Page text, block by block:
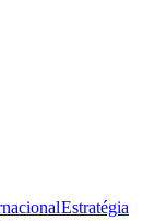
Estratégia